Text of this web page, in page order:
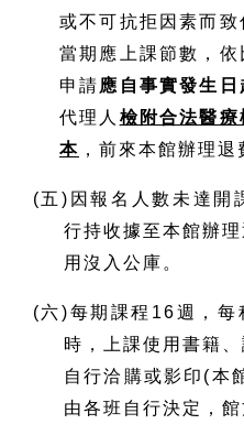
或不可抗拒因素而
當期應上課節數，
申請 應自事實發生日
代理人 檢附合法醫
本 ，前來本館辦理
(五)因報名人數未達開
行持收據至本館辦
用沒入公庫。
(六)每期課程16週，
時，上課使用書籍
自行洽購或影印(本
由各班自行決定，